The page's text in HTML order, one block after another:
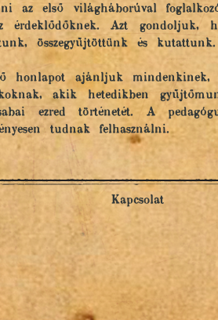
az első világháborúval
érdeklődőknek. Azt
összegyűjtöttünk és kutattunk.
honlapot ajánljuk
akik hetedikben
ezred történetét. A
tudnak felhasználni.
Kapcsolat